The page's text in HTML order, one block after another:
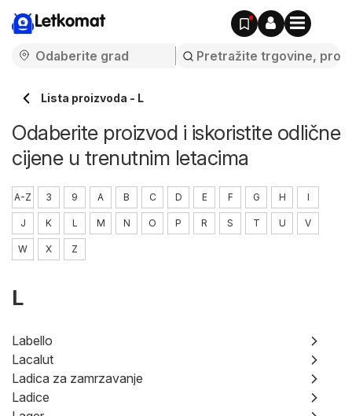
Letkomat
Lista proizvoda - L
Odaberite proizvod i iskoristite odlične
cijene u trenutnim letacima
A-Z 3 9 A B C D E F G H I
J K L M N O P R S T U V
W X Z
L
Labello
Lacalut
Ladica za zamrzavanje
Ladice